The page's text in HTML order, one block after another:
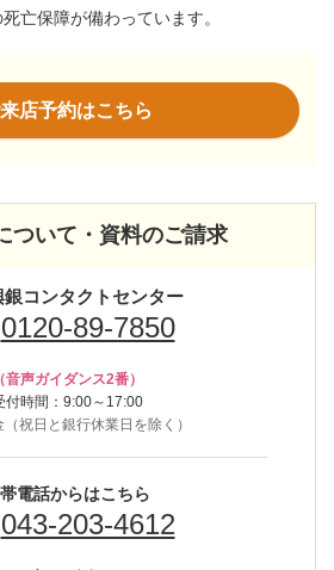
亡保障が備わっています。
店予約はこちら
ついて・資料のご請求
銀コンタクトセンター
0120-89-7850
（音声ガイダンス2番）
付時間：9:00～17:00
（祝日と銀行休業日を除く）
電話からはこちら
043-203-4612